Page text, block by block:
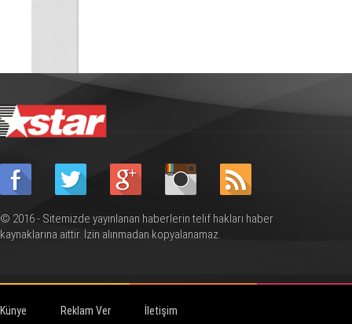
© 2016 - Sitemizde yayınlanan haberlerin telif hakları haber
kaynaklarına aittir. İzin alınmadan kopyalanamaz.
Künye Reklam Ver İletişim